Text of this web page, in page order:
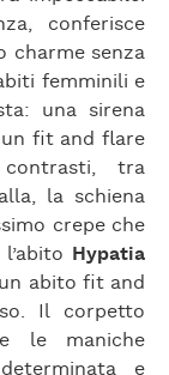
conferisce
charme senza
femminili e
una sirena
un fit and flare
tra
la schiena
crepe che
Hypatia
abito fit and
Il corpetto
le maniche
e